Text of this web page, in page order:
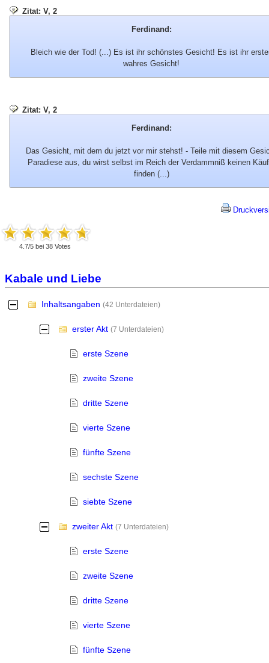
Zitat: V, 2
Ferdinand:
Bleich wie der Tod! (...) Es ist ihr schönstes Gesicht! Es ist ihr
wahres Gesicht!
Zitat: V, 2
Ferdinand:
Das Gesicht, mit dem du jetzt vor mir stehst! - Teile mit diesem
Paradiese aus, du wirst selbst im Reich der Verdammniß keinen
finden (...)
4.7/5 bei 38 Votes
Kabale und Liebe
- Inhaltsangaben (42 Unterdateien)
- erster Akt (7 Unterdateien)
erste Szene
zweite Szene
dritte Szene
vierte Szene
fünfte Szene
sechste Szene
siebte Szene
- zweiter Akt (7 Unterdateien)
erste Szene
zweite Szene
dritte Szene
vierte Szene
fünfte Szene